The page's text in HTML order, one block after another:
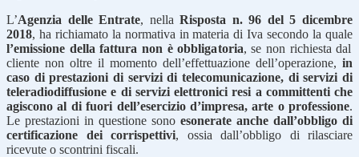
L’Agenzia delle Entrate, nellaRisposta n. 96 del 5 dicembre
2018, ha richiamato la normativa in materia di Iva secondo la quale
l’emissione della fattura non è obbligatoria, se non richiesta dal
cliente non oltre il momento dell’effettuazione dell’operazione, in
caso di prestazioni di servizi di telecomunicazione, di servizi di
teleradiodiffusione e di servizi elettronici resi a committenti che
agiscono al di fuori dell’esercizio d’impresa, arte o professione.
Le prestazioni in questione sono esonerate anche dall’obbligo di
certificazione dei corrispettivi, ossia dall’obbligo di rilasciare
ricevute o scontrini fiscali.